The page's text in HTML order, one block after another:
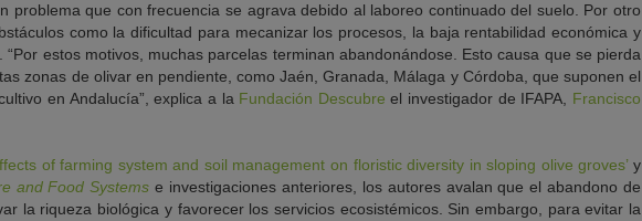
problema que con frecuencia se agrava debido al laboreo continuado del suelo. Por otro
como la dificultad para mecanizar los procesos, la baja rentabilidad económica y
estos motivos, muchas parcelas terminan abandonándose. Esto causa que se pierda
zonas de olivar en pendiente, como Jaén, Granada, Málaga y Córdoba, que suponen el
en Andalucía”, explica a la Fundación Descubre el investigador de IFAPA, Francisco
of farming system and soil management on floristic diversity in sloping olive groves’y
and Food Systems e investigaciones anteriores, los autores avalan que el abandono de
la riqueza biológica y favorecer los servicios ecosistémicos. Sin embargo, para evitar la